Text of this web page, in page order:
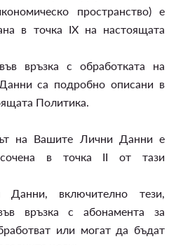
пространство) е
в точка IX на настоящата
връзка с обработката на
са подробно описани в
Политика.
на Вашите Лични Данни е
в точка II от тази
включително тези,
връзка с абонамента за
или могат да бъдат